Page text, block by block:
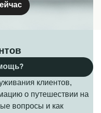
клиентов,
о путешествии на
вопросы и как